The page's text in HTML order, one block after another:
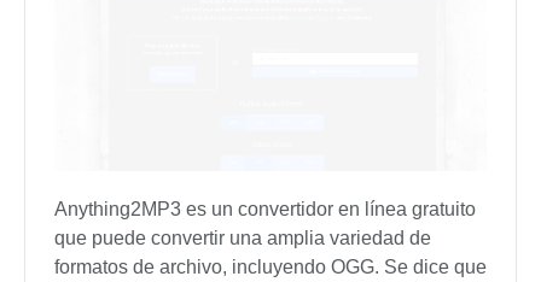
Anything2MP3 es un convertidor en línea gratuito
que puede convertir una amplia variedad de
formatos de archivo, incluyendo OGG. Se dice que